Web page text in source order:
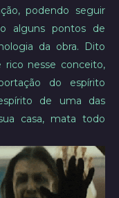
podendo seguir
alguns pontos de
da obra. Dito
rico nesse conceito,
do espírito
de uma das
casa, mata todo